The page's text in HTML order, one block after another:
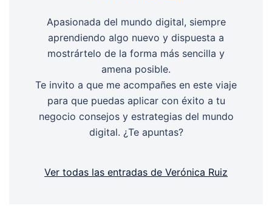
Apasionada del mundo digital, siempre
aprendiendo algo nuevo y dispuesta a
mostrártelo de la forma más sencilla y
amena posible.
Te invito a que me acompañes en este viaje
para que puedas aplicar con éxito a tu
negocio consejos y estrategias del mundo
digital. ¿Te apuntas?
Ver todas las entradas de Verónica Ruiz